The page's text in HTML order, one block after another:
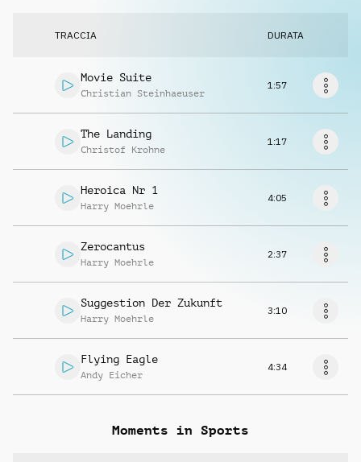
Info
Richiedi musica
TRACCIA DURATA
Movie Suite
Christian Steinhaeuser
1:57
The Landing
Christof Krohne
1:17
Heroica Nr 1
Harry Moehrle
4:05
Zerocantus
Harry Moehrle
2:37
Suggestion Der Zukunft
Harry Moehrle
3:10
Flying Eagle
Andy Eicher
4:34
Moments in Sports